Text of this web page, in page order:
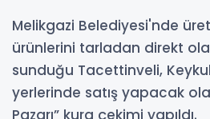
Melikgazi Belediyesi'nde
ürünlerini tarladan direkt
sunduğu Tacettinveli,
yerlerinde satış yapacak
Pazarı” kura çekimi yapıldı.